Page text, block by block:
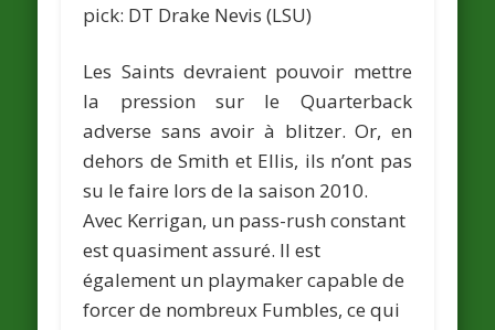
pick: DT Drake Nevis (LSU)
Les Saints devraient pouvoir mettre
la pression sur le Quarterback
adverse sans avoir à blitzer. Or, en
dehors de Smith et Ellis, ils n’ont pas
su le faire lors de la saison 2010.
Avec Kerrigan, un pass-rush constant
est quasiment assuré. Il est
également un playmaker capable de
forcer de nombreux Fumbles, ce qui